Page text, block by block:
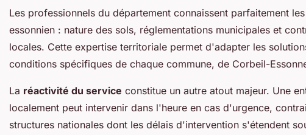
Les professionnels du département connaissent parfaitement
essonnien : nature des sols, réglementations municipales et
locales. Cette expertise territoriale permet d'adapter les
conditions spécifiques de chaque commune, de Corbeil-
La réactivité du service constitue un autre atout majeur. Une
localement peut intervenir dans l'heure en cas d'urgence,
structures nationales dont les délais d'intervention s'étendent